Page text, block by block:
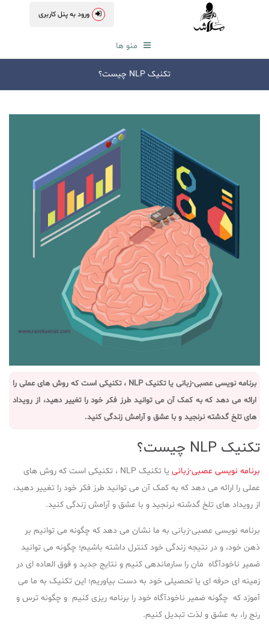
ورود به پنل کاربری
منو ها
تکنیک NLP چیست؟
برنامه نویسی عصبی-زبانی یا تکنیک NLP ، تکنیکی است که روش های عملی را
ارائه می دهد که به کمک آن می توانید طرز فکر خود را تغییر دهید، از رویداد
های تلخ گدشته نرنجید و با عشق و آرامش زندگی کنید.
تکنیک NLP چیست؟
برنامه نویسی عصبی-زبانی
یا تکنیک NLP ، تکنیکی است که روش های
عملی را ارائه می دهد که به کمک آن می توانید طرز فکر خود را تغییر دهید،
از رویداد های تلخ گدشته نرنجید و با عشق و آرامش زندگی کنید.
برنامه نویسی عصبی-زبانی به ما نشان می دهد که چگونه می توانیم بر
ذهن خود، و در نتیجه زندگی خود کنترل داشته باشیم؛ چگونه می توانید
ضمیر ناخودآگاه مان را سارماندهی کنیم و نتایج جدید و فوق العاده ای در
زمینه ای حرفه ای یا تحصیلی خود به دست بیاوریم؛ این تکنیک به ما می
آموزد که چگونه ضمیر ناخودآگاه خود را برنامه ریزی کنیم و چگونه ترس و
رنج را، به عشق و لذت تبدیل کنیم.